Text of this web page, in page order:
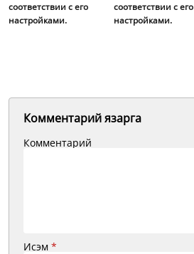
соответствии с его
настройками.
соответствии с его
настройками.
Комментарий язарга
Комментарий
Исэм *